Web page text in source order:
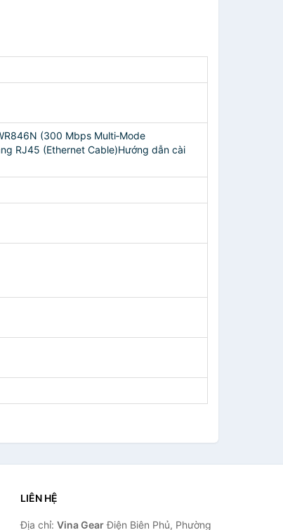
(300 Mbps Multi‑Mode
RJ45 (Ethernet Cable)Hướng dẫn cài
LIÊN HỆ
Địa chỉ: Vina GearĐiện Biên Phủ, Phường